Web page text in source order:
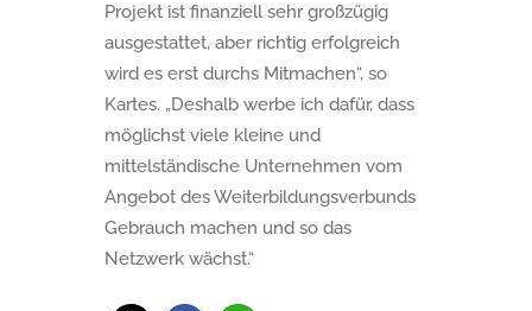
Projekt ist finanziell sehr großzügig
ausgestattet, aber richtig erfolgreich
wird es erst durchs Mitmachen“, so
Kartes. „Deshalb werbe ich dafür, dass
möglichst viele kleine und
mittelständische Unternehmen vom
Angebot des Weiterbildungsverbunds
Gebrauch machen und so das
Netzwerk wächst.“